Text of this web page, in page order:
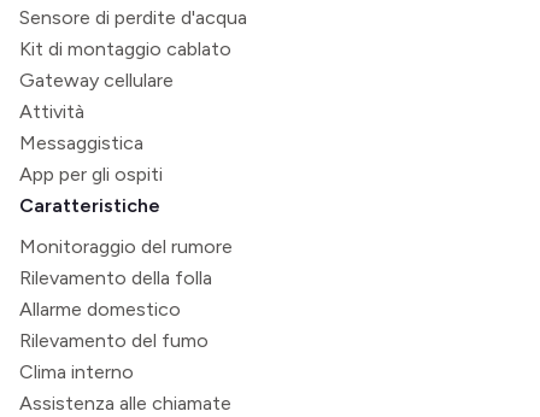
Sensore di perdite d'acqua
Kit di montaggio cablato
Gateway cellulare
Attività
Messaggistica
App per gli ospiti
Caratteristiche
Monitoraggio del rumore
Rilevamento della folla
Allarme domestico
Rilevamento del fumo
Clima interno
Assistenza alle chiamate